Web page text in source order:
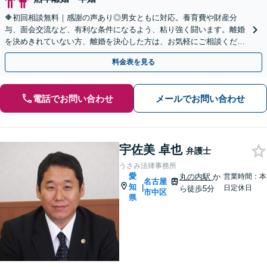
🔶初回相談無料｜感謝の声あり◎男女ともに対応。養育費や財産分
与、面会交流など、有利な条件になるよう、粘り強く闘います。離婚
を決めきれていない方、離婚を決心した方は、お気軽にご相談くださ
い【休日・夜間面談OK】【駐車場あり】
料金表を見る
電話でお問い合わせ メールでお問い合わせ
宇佐美 卓也 弁護士
うさみ法律事務所
愛
知
県
|
名古屋
市中区
丸の内駅か
ら徒歩5分
営業時間：本
日定休日